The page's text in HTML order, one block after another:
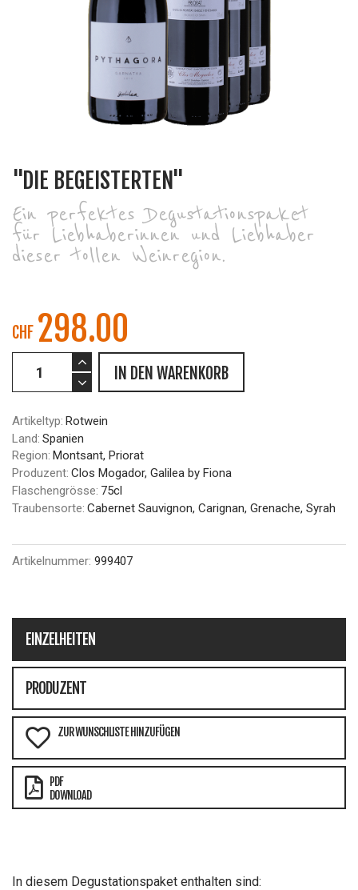
"DIE BEGEISTERTEN"
Ein perfektes Degustationspaket
für Liebhaberinnen und Liebhaber
dieser tollen Weinregion.
CHF 298.00
IN DEN WARENKORB
Artikeltyp: Rotwein
Land: Spanien
Region: Montsant, Priorat
Produzent: Clos Mogador, Galilea by Fiona
Flaschengrösse: 75cl
Traubensorte: Cabernet Sauvignon, Carignan, Grenache, Syrah
Artikelnummer: 999407
EINZELHEITEN
PRODUZENT
ZUR WUNSCHLISTE HINZUFÜGEN
PDF
DOWNLOAD
In diesem Degustationspaket enthalten sind: